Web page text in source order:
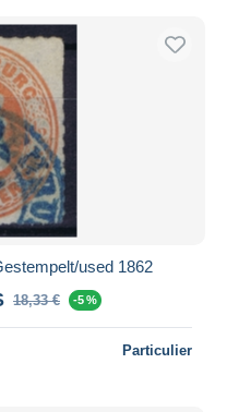
used 1862
18,33 € -5 %
Particulier